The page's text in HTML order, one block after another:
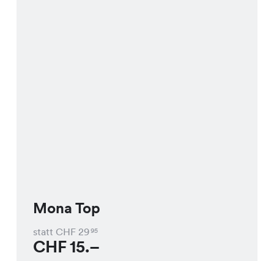
Mona Top
statt CHF 2995
CHF15.–